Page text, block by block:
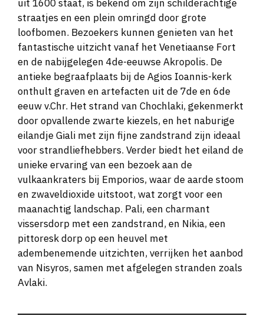
uit 1600 staat, is bekend om zijn schilderachtige
straatjes en een plein omringd door grote
loofbomen. Bezoekers kunnen genieten van het
fantastische uitzicht vanaf het Venetiaanse Fort
en de nabijgelegen 4de-eeuwse Akropolis. De
antieke begraafplaats bij de Agios Ioannis-kerk
onthult graven en artefacten uit de 7de en 6de
eeuw v.Chr. Het strand van Chochlaki, gekenmerkt
door opvallende zwarte kiezels, en het naburige
eilandje Giali met zijn fijne zandstrand zijn ideaal
voor strandliefhebbers. Verder biedt het eiland de
unieke ervaring van een bezoek aan de
vulkaankraters bij Emporios, waar de aarde stoom
en zwaveldioxide uitstoot, wat zorgt voor een
maanachtig landschap. Pali, een charmant
vissersdorp met een zandstrand, en Nikia, een
pittoresk dorp op een heuvel met
adembenemende uitzichten, verrijken het aanbod
van Nisyros, samen met afgelegen stranden zoals
Avlaki.